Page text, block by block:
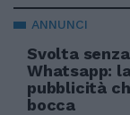
ANNUNCI
Svolta
Whatsapp:
pubblicità
bocca